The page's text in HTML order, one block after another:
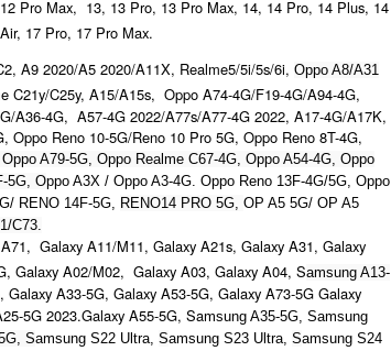
Pro Max, 13, 13 Pro, 13 Pro Max, 14, 14 Pro, 14 Plus, 14
17 Pro, 17 Pro Max.
A9 2020/A5 2020/A11X, Realme5/5i/5s/6i, Oppo A8/A31
C21y/C25y, A15/A15s, Oppo A74-4G/F19-4G/A94-4G,
A36-4G, A57-4G 2022/A77s/A77-4G 2022, A17-4G/A17K,
Reno 10-5G/Reno 10 Pro 5G, Oppo Reno 8T-4G,
A79-5G, Oppo Realme C67-4G, Oppo A54-4G, Oppo
5G, Oppo A3X / Oppo A3-4G. Oppo Reno 13F-4G/5G, Oppo
RENO 14F-5G, RENO14 PRO 5G, OP A5 5G/ OP A5
C73.
Galaxy A11/M11, Galaxy A21s, Galaxy A31, Galaxy
Galaxy A02/M02, Galaxy A03, Galaxy A04, Samsung A13-
A33-5G, Galaxy A53-5G, Galaxy A73-5G Galaxy
5G 2023.Galaxy A55-5G, Samsung A35-5G, Samsung
Samsung S22 Ultra, Samsung S23 Ultra, Samsung S24